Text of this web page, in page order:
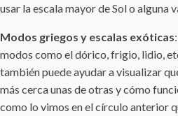
usar la escala mayor de Sol o alguna
Modos griegos y escalas exóticas
modos como el dórico, frigio, lidio,
también puede ayudar a visualizar
más cerca unas de otras y cómo
como lo vimos en el círculo anterior